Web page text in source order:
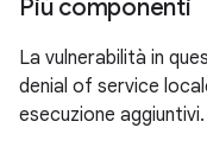
Più componenti
La vulnerabilità in
denial of service
esecuzione aggiuntivi.